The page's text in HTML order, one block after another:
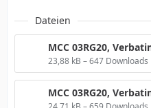
Dateien
23,88 kB – 647 Downloads